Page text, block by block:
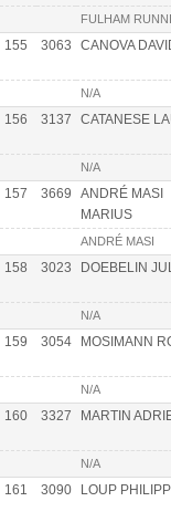
FULHAM
155 3063 CANOVA
N/A
156 3137 CATANESE
N/A
157 3669
ANDRÉ MASI
MARIUS
ANDRÉ MASI
158 3023 DOEBELIN
N/A
159 3054 MOSIMANN
N/A
160 3327 MARTIN
N/A
161 3090 LOUP